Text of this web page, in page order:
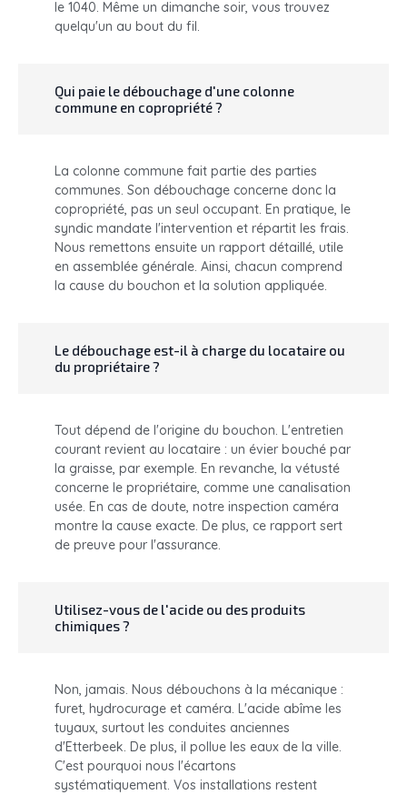
le 1040. Même un dimanche soir, vous trouvez
quelqu'un au bout du fil.
Qui paie le débouchage d'une colonne
commune en copropriété ?
La colonne commune fait partie des parties
communes. Son débouchage concerne donc la
copropriété, pas un seul occupant. En pratique, le
syndic mandate l'intervention et répartit les frais.
Nous remettons ensuite un rapport détaillé, utile
en assemblée générale. Ainsi, chacun comprend
la cause du bouchon et la solution appliquée.
Le débouchage est-il à charge du locataire ou
du propriétaire ?
Tout dépend de l'origine du bouchon. L'entretien
courant revient au locataire : un évier bouché par
la graisse, par exemple. En revanche, la vétusté
concerne le propriétaire, comme une canalisation
usée. En cas de doute, notre inspection caméra
montre la cause exacte. De plus, ce rapport sert
de preuve pour l'assurance.
Utilisez-vous de l'acide ou des produits
chimiques ?
Non, jamais. Nous débouchons à la mécanique :
furet, hydrocurage et caméra. L'acide abîme les
tuyaux, surtout les conduites anciennes
d'Etterbeek. De plus, il pollue les eaux de la ville.
C'est pourquoi nous l'écartons
systématiquement. Vos installations restent